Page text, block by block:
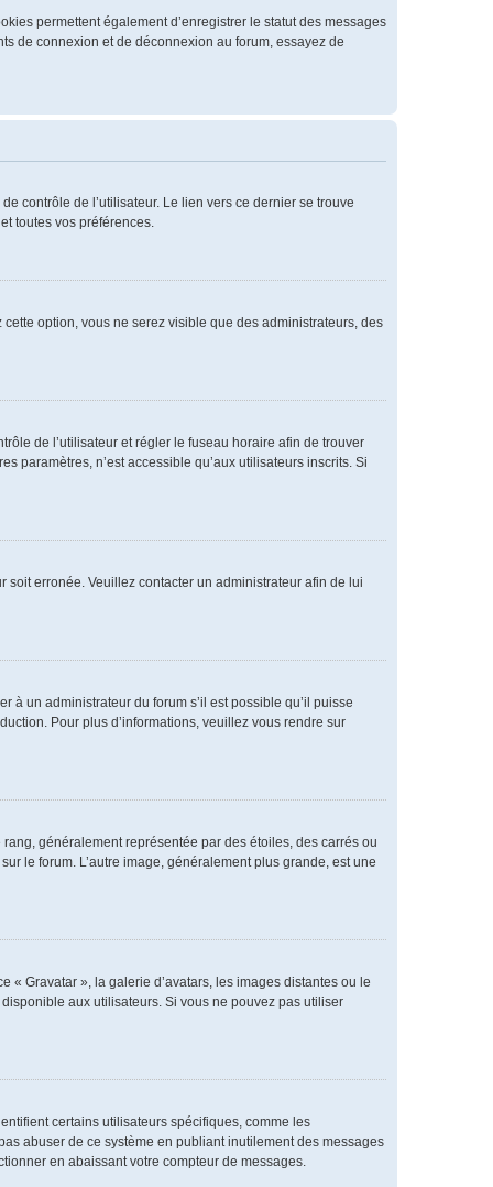
permettent également d’enregistrer le statut des messages
de connexion et de déconnexion au forum, essayez de
contrôle de l’utilisateur. Le lien vers ce dernier se trouve
toutes vos préférences.
option, vous ne serez visible que des administrateurs, des
de l’utilisateur et régler le fuseau horaire afin de trouver
paramètres, n’est accessible qu’aux utilisateurs inscrits. Si
soit erronée. Veuillez contacter un administrateur afin de lui
à un administrateur du forum s’il est possible qu’il puisse
Pour plus d’informations, veuillez vous rendre sur
généralement représentée par des étoiles, des carrés ou
le forum. L’autre image, généralement plus grande, est une
« Gravatar », la galerie d’avatars, les images distantes ou le
aux utilisateurs. Si vous ne pouvez pas utiliser
certains utilisateurs spécifiques, comme les
abuser de ce système en publiant inutilement des messages
en abaissant votre compteur de messages.